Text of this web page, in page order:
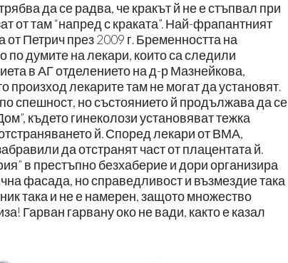
да се радва, че кракът й не е стъпвал при
от там “напред с краката”. Най-фрапантният
Петрич през 2009 г. Бременността на
думите на лекари, които са следили
в АГ отделението на д-р Мазнейкова,
лекарите там не могат да установят.
спешност, но състоянието й продължава да се
където гинеколози установяват тежка
й. Според лекари от ВМА,
да отстранят част от плацентата й.
в престъпно безхаберие и дори организира
фасада, но справедливост и възмездие така
така и не е намерен, защото множество
Гарван гарвану око не вади, както е казал